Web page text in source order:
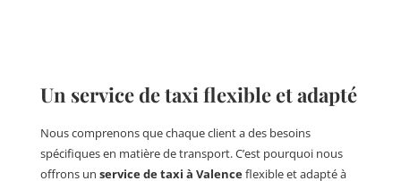
Un service de taxi flexible et adapté
Nous comprenons que chaque client a des besoins
spécifiques en matière de transport. C’est pourquoi nous
offrons un service de taxi à Valenceflexible et adapté à